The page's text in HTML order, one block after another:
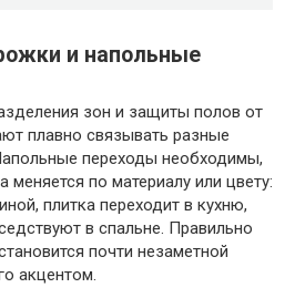
и напольные
зон и защиты полов от
плавно связывать разные
переходы необходимы,
меняется по материалу или цвету:
плитка переходит в кухню,
в спальне. Правильно
почти незаметной
акцентом.